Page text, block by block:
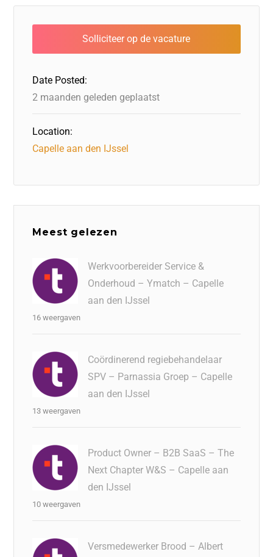
e
b
o
o
k
o
d
o
n
e
dI
n
s
A
p
l
n
Date Posted:
2 maanden geleden geplaatst
Location:
Capelle aan den IJssel
Meest gelezen
Werkvoorbereider Service &
Onderhoud – Ymatch – Capelle
aan den IJssel
16 weergaven
Coördinerend regiebehandelaar
SPV – Parnassia Groep – Capelle
aan den IJssel
13 weergaven
Product Owner – B2B SaaS – The
Next Chapter W&S – Capelle aan
den IJssel
10 weergaven
Versmedewerker Brood – Albert